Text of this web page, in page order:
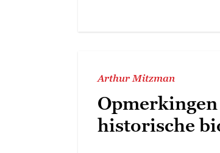
Arthur Mitzman
historische